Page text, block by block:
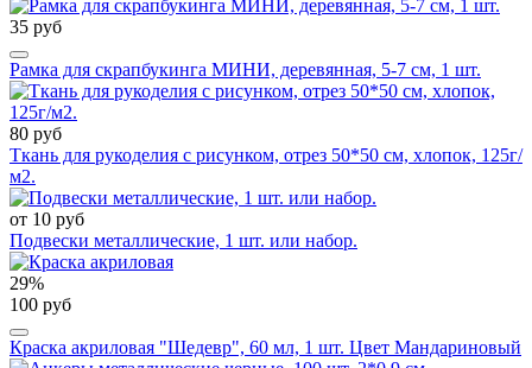
35 руб
Рамка для скрапбукинга МИНИ, деревянная, 5-7 см, 1 шт.
80 руб
Ткань для рукоделия с рисунком, отрез 50*50 см, хлопок, 125г/
м2.
от 10 руб
Подвески металлические, 1 шт. или набор.
29%
100 руб
Краска акриловая "Шедевр", 60 мл, 1 шт. Цвет Мандариновый